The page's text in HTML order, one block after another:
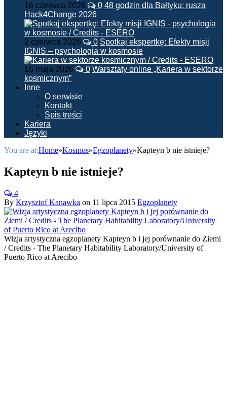
16 czerwca 2026 0 48 godzin dla Bałtyku: rusza
Hack4Change 2026
2 czerwca 2026 0 Spotkaj ekspertkę: Efekty misji
IGNIS – psychologia w kosmosie
16 maja 2026 0 Warsztaty online „Kariera w sektorze
kosmicznym”
Inne
O serwisie
Kontakt
Spis treści
Kariera
Języki
You are at:Home»Kosmos»Egzoplanety»Kapteyn b nie istnieje?
Kapteyn b nie istnieje?
4
By Krzysztof Kanawka on 11 lipca 2015 Egzoplanety
Wizja artystyczna egzoplanety Kapteyn b i jej porównanie do Ziemi
/ Credits - The Planetary Habitability Laboratory/University of
Puerto Rico at Arecibo